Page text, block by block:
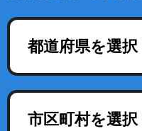
都道府県を選択
市区町村を選択